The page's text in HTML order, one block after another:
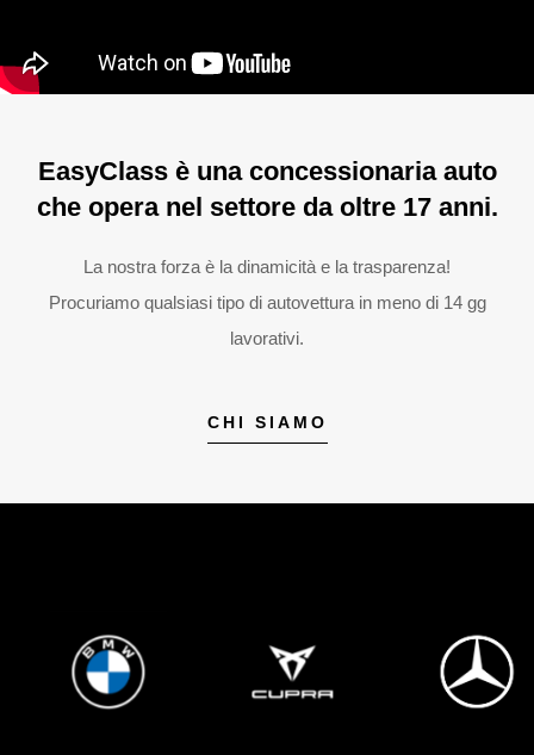
EasyClass è una concessionaria auto
che opera nel settore da oltre 17 anni.
La nostra forza è la dinamicità e la trasparenza!
Procuriamo qualsiasi tipo di autovettura in meno di 14 gg
lavorativi.
CHI SIAMO